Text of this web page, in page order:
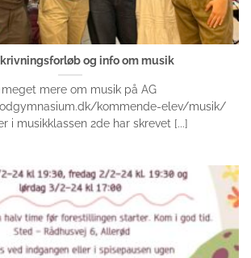
og info om musik
meget mere om musik på AG
kommende-elev/musik/
i musikklassen 2de har skrevet [...]